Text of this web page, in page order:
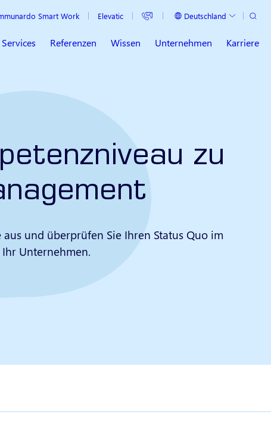
Smart Work Elevatic Aktuelles Land
Deutschland Suche
Services Referenzen Wissen Unternehmen Karriere
zu
und überprüfen Sie Ihren Status Quo im
Unternehmen.